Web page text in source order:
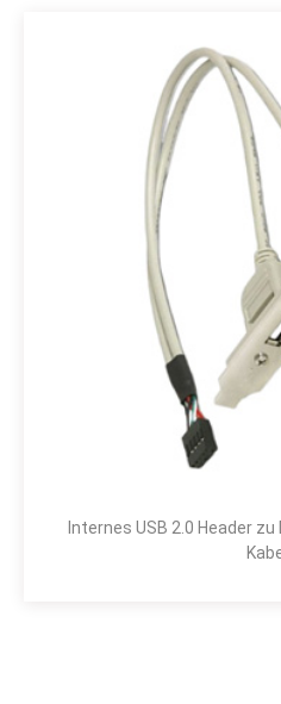
Internes USB 2.0 Header